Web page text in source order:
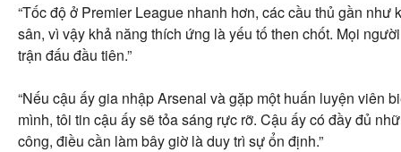
“Tốc độ ở Premier League nhanh hơn, các cầu thủ gần như
sân, vì vậy khả năng thích ứng là yếu tố then chốt. Mọi
trận đấu đầu tiên.”
“Nếu cậu ấy gia nhập Arsenal và gặp một huấn luyện viên
mình, tôi tin cậu ấy sẽ tỏa sáng rực rỡ. Cậu ấy có đầy đủ
công, điều cần làm bây giờ là duy trì sự ổn định.”